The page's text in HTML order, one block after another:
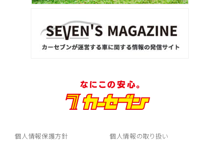
個人情報保護方針 個人情報の取り扱い